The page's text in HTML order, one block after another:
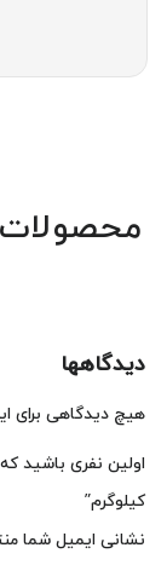
دیدگاهها
هیچ دیدگاهی
کیلوگرم”
نشانی ایمیل شما